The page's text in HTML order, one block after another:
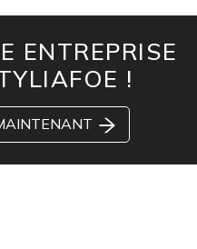
ENTREPRISE
!